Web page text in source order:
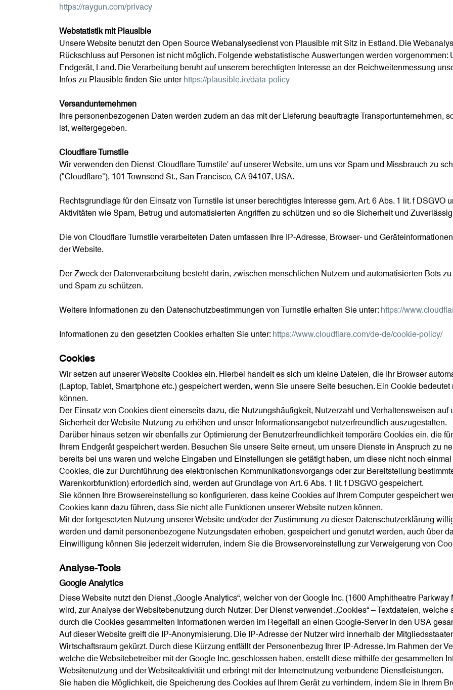
https://raygun.com/privacy
Webstatistik mit Plausible
Unsere Website benutzt den Open Source Webanalysedienst von Plausible mit Sitz in Estland. Die
Rückschluss auf Personen ist nicht möglich. Folgende webstatistische Auswertungen werden vorgenommen:
Endgerät, Land. Die Verarbeitung beruht auf unserem berechtigten Interesse an der Reichweitenmessung
Infos zu Plausible finden Sie unter https://plausible.io/data-policy
Versandunternehmen
Ihre personenbezogenen Daten werden zudem an das mit der Lieferung beauftragte Transportunternehmen,
ist, weitergegeben.
Cloudflare Turnstile
Wir verwenden den Dienst 'Cloudflare Turnstile' auf unserer Website, um uns vor Spam und Missbrauch zu
("Cloudflare"), 101 Townsend St., San Francisco, CA 94107, USA.
Rechtsgrundlage für den Einsatz von Turnstile ist unser berechtigtes Interesse gem. Art. 6 Abs. 1 lit. f DSGVO
Aktivitäten wie Spam, Betrug und automatisierten Angriffen zu schützen und so die Sicherheit und
Die von Cloudflare Turnstile verarbeiteten Daten umfassen Ihre IP-Adresse, Browser- und
der Website.
Der Zweck der Datenverarbeitung besteht darin, zwischen menschlichen Nutzern und automatisierten Bots
und Spam zu schützen.
Weitere Informationen zu den Datenschutzbestimmungen von Turnstile erhalten Sie unter: https://
Informationen zu den gesetzten Cookies erhalten Sie unter: https://www.cloudflare.com/de-de/cookie-policy/
Cookies
Wir setzen auf unserer Website Cookies ein. Hierbei handelt es sich um kleine Dateien, die Ihr Browser
(Laptop, Tablet, Smartphone etc.) gespeichert werden, wenn Sie unsere Seite besuchen. Ein Cookie
können.
Der Einsatz von Cookies dient einerseits dazu, die Nutzungshäufigkeit, Nutzerzahl und Verhaltensweisen auf
Sicherheit der Website-Nutzung zu erhöhen und unser Informationsangebot nutzerfreundlich auszugestalten.
Darüber hinaus setzen wir ebenfalls zur Optimierung der Benutzerfreundlichkeit temporäre Cookies ein, die
Ihrem Endgerät gespeichert werden. Besuchen Sie unsere Seite erneut, um unsere Dienste in Anspruch zu
bereits bei uns waren und welche Eingaben und Einstellungen sie getätigt haben, um diese nicht noch
Cookies, die zur Durchführung des elektronischen Kommunikationsvorgangs oder zur Bereitstellung
Warenkorbfunktion) erforderlich sind, werden auf Grundlage von Art. 6 Abs. 1 lit. f DSGVO gespeichert.
Sie können Ihre Browsereinstellung so konfigurieren, dass keine Cookies auf Ihrem Computer gespeichert
Cookies kann dazu führen, dass Sie nicht alle Funktionen unserer Website nutzen können.
Mit der fortgesetzten Nutzung unserer Website und/oder der Zustimmung zu dieser Datenschutzerklärung
werden und damit personenbezogene Nutzungsdaten erhoben, gespeichert und genutzt werden, auch über
Einwilligung können Sie jederzeit widerrufen, indem Sie die Browservoreinstellung zur Verweigerung von
Analyse-Tools
Google Analytics
Diese Website nutzt den Dienst „Google Analytics“, welcher von der Google Inc. (1600 Amphitheatre
wird, zur Analyse der Websitebenutzung durch Nutzer. Der Dienst verwendet „Cookies“ – Textdateien,
durch die Cookies gesammelten Informationen werden im Regelfall an einen Google-Server in den USA
Auf dieser Website greift die IP-Anonymisierung. Die IP-Adresse der Nutzer wird innerhalb der
Wirtschaftsraum gekürzt. Durch diese Kürzung entfällt der Personenbezug Ihrer IP-Adresse. Im Rahmen der
welche die Websitebetreiber mit der Google Inc. geschlossen haben, erstellt diese mithilfe der gesammelten
Websitenutzung und der Websiteaktivität und erbringt mit der Internetnutzung verbundene Dienstleistungen.
Sie haben die Möglichkeit, die Speicherung des Cookies auf Ihrem Gerät zu verhindern, indem Sie in Ihrem